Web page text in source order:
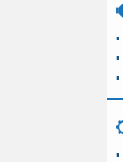
▪
▪
▪
▪